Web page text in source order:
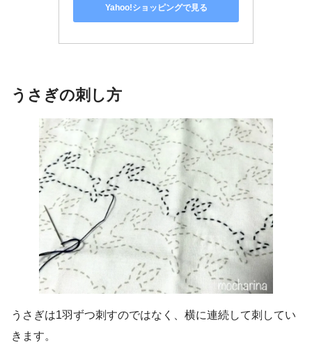
Yahoo!ショッピングで見る
うさぎの刺し方
うさぎは1羽ずつ刺すのではなく、横に連続して刺してい
きます。